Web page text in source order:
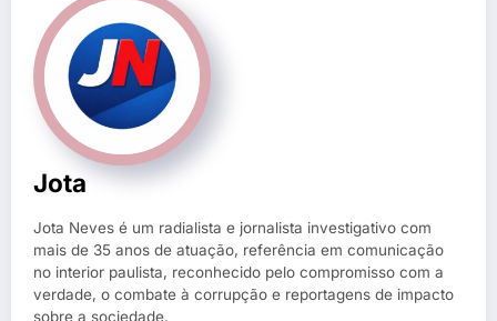
Jota
Jota Neves é um radialista e jornalista investigativo com
mais de 35 anos de atuação, referência em comunicação
no interior paulista, reconhecido pelo compromisso com a
verdade, o combate à corrupção e reportagens de impacto
sobre a sociedade.